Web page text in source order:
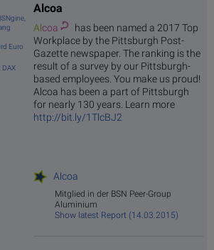
Euro
DAX
Alcoa
Alcoa
has been named a 2017 Top
Workplace by the Pittsburgh Post-
Gazette newspaper. The ranking is the
result of a survey by our Pittsburgh-
based employees. You make us proud!
Alcoa has been a part of Pittsburgh
for nearly 130 years. Learn more
http://bit.ly/1TlcBJ2
Alcoa
Mitglied in der BSN Peer-Group
Aluminium
Show latest Report (14.03.2015)